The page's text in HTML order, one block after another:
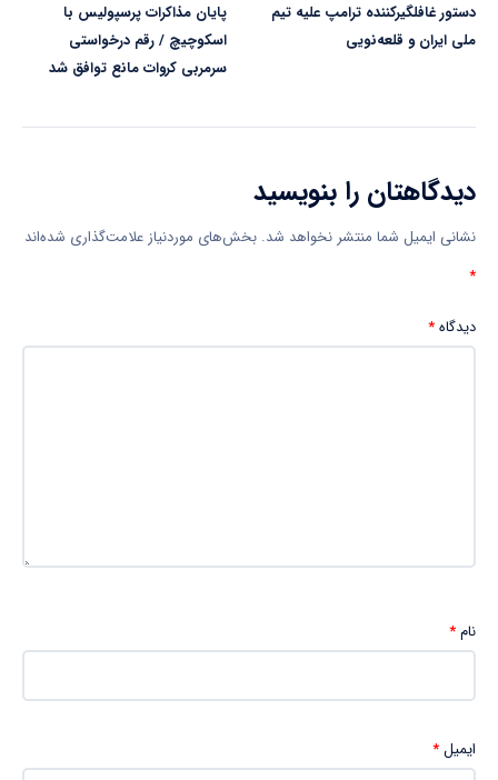
دستور غافلگیرکننده ترامپ علیه تیم
ملی ایران و قلعه‌نویی
پایان مذاکرات پرسپولیس با
اسکوچیچ / رقم درخواستی
سرمربی کروات مانع توافق شد
دیدگاهتان را بنویسید
نشانی ایمیل شما منتشر نخواهد شد. بخش‌های موردنیاز علامت‌گذاری شده‌اند
*
دیدگاه*
نام*
ایمیل*